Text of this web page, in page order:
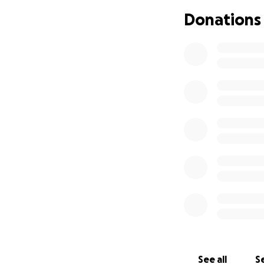
wielu innym z
bezpieczeństwa
Donations
See all